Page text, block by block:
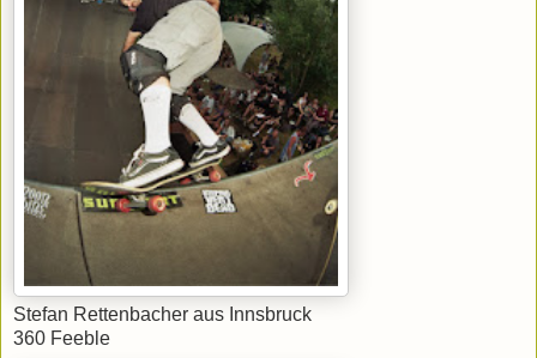
Stefan Rettenbacher aus Innsbruck
360 Feeble